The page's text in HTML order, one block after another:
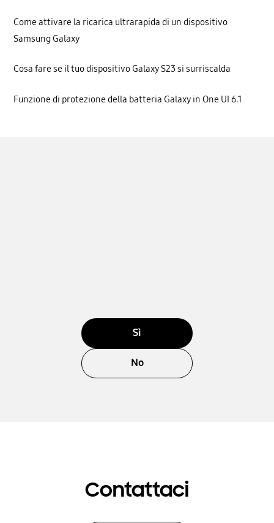
Come attivare la ricarica ultrarapida di un dispositivo
Samsung Galaxy
Cosa fare se il tuo dispositivo Galaxy S23 si surriscalda
Funzione di protezione della batteria Galaxy in One UI 6.1
Sì
No
Contattaci